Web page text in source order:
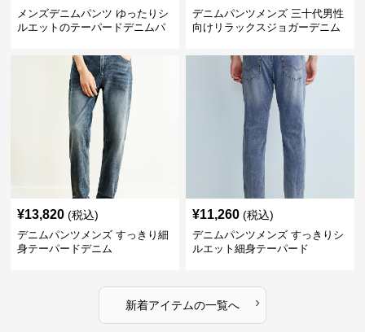
メンズデニムパンツ ゆったりシ
ルエットのテーパードデニムパ
デニムパンツメンズ 三十代男性
向けリラックスジョガーデニム
¥13,820 (税込)
デニムパンツメンズ すっきり細
身テーパードデニム
¥11,260 (税込)
デニムパンツメンズ すっきりシ
ルエット細身テーパード
新着アイテムの一覧へ ›